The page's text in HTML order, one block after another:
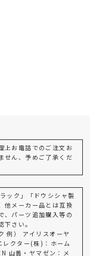
上お電話でのご注文お
せん、予めご了承くだ
ック」「ドウシシャ製
他メーカー品とは互換
、パーツ追加購入等の
さい。
例） アイリスオーヤ
レクター(株)：ホーム
山善・ヤマゼン：メ